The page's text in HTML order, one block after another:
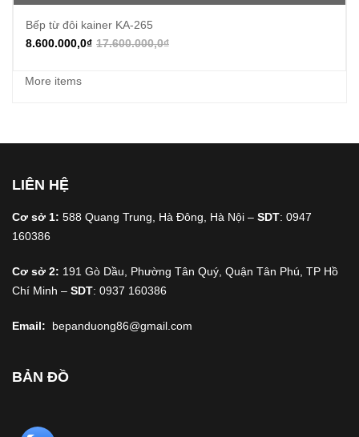
Bếp từ đôi kainer KA-265
17.600.000,0₫
8.600.000,0₫
More items
LIÊN HỆ
Cơ sở 1: 588 Quang Trung, Hà Đông, Hà Nội – SDT: 0947
160386
Cơ sở 2: 191 Gò Dầu, Phường Tân Quý, Quận Tân Phú, TP Hồ
Chí Minh – SDT: 0937 160386
Email: bepanduong86@gmail.com
BẢN ĐỒ